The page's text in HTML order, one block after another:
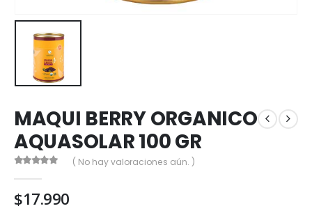
MAQUI BERRY ORGANICO
AQUASOLAR 100 GR
( No hay valoraciones aún. )
$17.990